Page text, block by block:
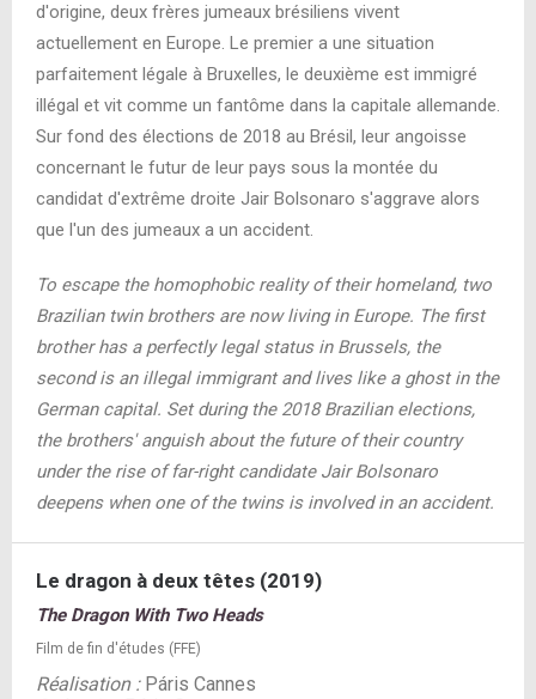
d'origine, deux frères jumeaux brésiliens vivent
actuellement en Europe. Le premier a une situation
parfaitement légale à Bruxelles, le deuxième est immigré
illégal et vit comme un fantôme dans la capitale allemande.
Sur fond des élections de 2018 au Brésil, leur angoisse
concernant le futur de leur pays sous la montée du
candidat d'extrême droite Jair Bolsonaro s'aggrave alors
que l'un des jumeaux a un accident.
To escape the homophobic reality of their homeland, two
Brazilian twin brothers are now living in Europe. The first
brother has a perfectly legal status in Brussels, the
second is an illegal immigrant and lives like a ghost in the
German capital. Set during the 2018 Brazilian elections,
the brothers' anguish about the future of their country
under the rise of far-right candidate Jair Bolsonaro
deepens when one of the twins is involved in an accident.
Le dragon à deux têtes (2019)
The Dragon With Two Heads
Film de fin d'études (FFE)
Réalisation :Páris Cannes